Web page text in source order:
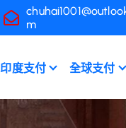
m
印度支付 全球支付